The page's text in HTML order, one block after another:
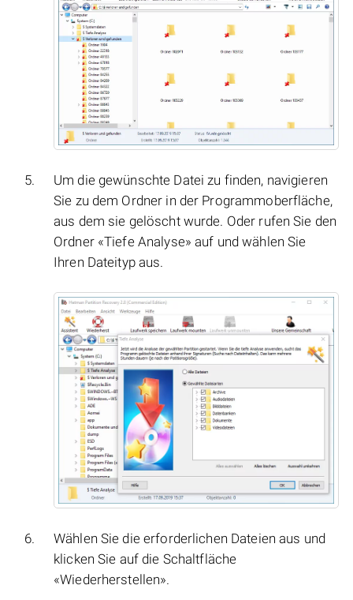
Um die gewünschte Datei zu finden, navigieren
Sie zu dem Ordner in der Programmoberfläche,
aus dem sie gelöscht wurde. Oder rufen Sie den
Ordner «Tiefe Analyse» auf und wählen Sie
Ihren Dateityp aus.
Wählen Sie die erforderlichen Dateien aus und
klicken Sie auf die Schaltfläche
«Wiederherstellen».